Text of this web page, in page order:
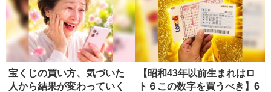
宝くじの買い方、気づいた
人から結果が変わっていく
【昭和43年以前生まれはロ
ト６この数字を買うべき】6